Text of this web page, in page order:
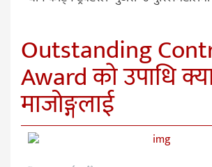
Outstanding
Award काे उपाधि
माजोङ्गलाई